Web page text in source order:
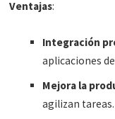
Ventajas:
Integración
aplicaciones
Mejora la
agilizan tareas.